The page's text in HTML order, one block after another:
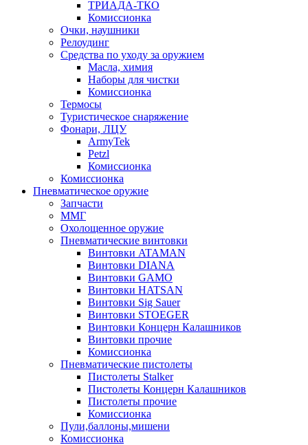
ТРИАДА-ТКО
Комиссионка
Очки, наушники
Релоудинг
Средства по уходу за оружием
Масла, химия
Наборы для чистки
Комиссионка
Термосы
Туристическое снаряжение
Фонари, ЛЦУ
ArmyTek
Petzl
Комиссионка
Комиссионка
Пневматическое оружие
Запчасти
ММГ
Охолощенное оружие
Пневматические винтовки
Винтовки ATAMAN
Винтовки DIANA
Винтовки GAMO
Винтовки HATSAN
Винтовки Sig Sauer
Винтовки STOEGER
Винтовки Концерн Калашников
Винтовки прочие
Комиссионка
Пневматические пистолеты
Пистолеты Stalker
Пистолеты Концерн Калашников
Пистолеты прочие
Комиссионка
Пули,баллоны,мишени
Комиссионка